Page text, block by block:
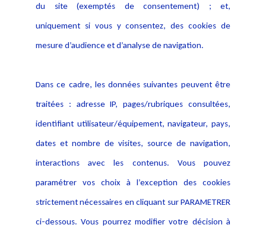
Notice Légale
Politique de protection des
données
Publications
du site (exemptés de consentement) ; et,
uniquement si vous y consentez, des cookies de
mesure d’audience et d’analyse de navigation.
Dans ce cadre, les données suivantes peuvent être
traitées : adresse IP, pages/rubriques consultées,
identifiant utilisateur/équipement, navigateur, pays,
dates et nombre de visites, source de navigation,
interactions avec les contenus. Vous pouvez
paramétrer vos choix à l’exception des cookies
strictement nécessaires en cliquant sur PARAMETRER
ci-dessous. Vous pourrez modifier votre décision à